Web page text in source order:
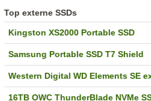
Top externe SSDs
Kingston XS2000 Portable SSD
Samsung Portable SSD T7 Shield
Western Digital WD Elements SE
16TB OWC ThunderBlade NVMe